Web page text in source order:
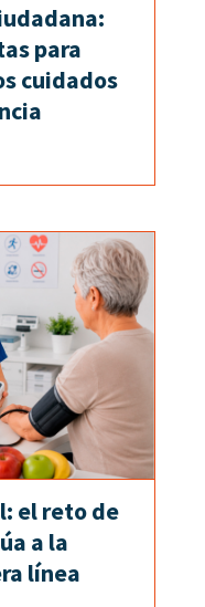
para
cuidados
el reto de
a la
línea